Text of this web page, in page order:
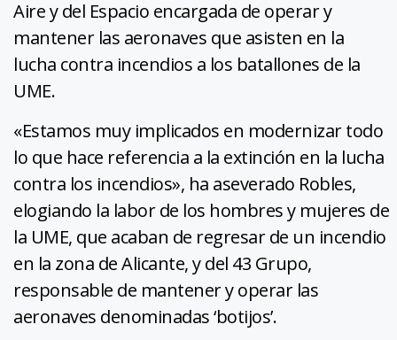
Aire y del Espacio encargada de operar y
mantener las aeronaves que asisten en la
lucha contra incendios a los batallones de la
UME.
«Estamos muy implicados en modernizar todo
lo que hace referencia a la extinción en la lucha
contra los incendios», ha aseverado Robles,
elogiando la labor de los hombres y mujeres de
la UME, que acaban de regresar de un incendio
en la zona de Alicante, y del 43 Grupo,
responsable de mantener y operar las
aeronaves denominadas ‘botijos’.